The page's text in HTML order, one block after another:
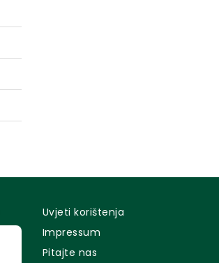
Uvjeti korištenja
Impressum
Pitajte nas